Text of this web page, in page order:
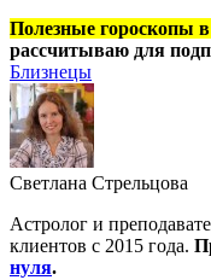
Полезные гороскопы
рассчитываю для
Близнецы
Светлана Стрельцова
Астролог и
клиентов с 2015 года.
нуля.